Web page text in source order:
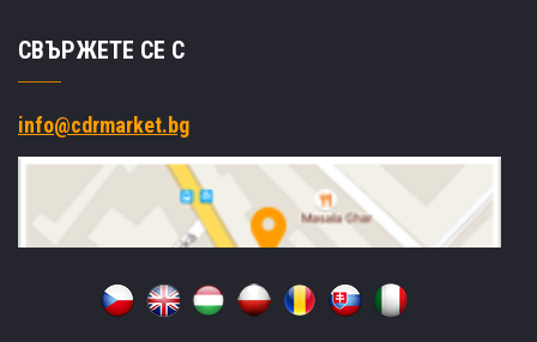
СВЪРЖЕТЕ СЕ С
info@cdrmarket.bg